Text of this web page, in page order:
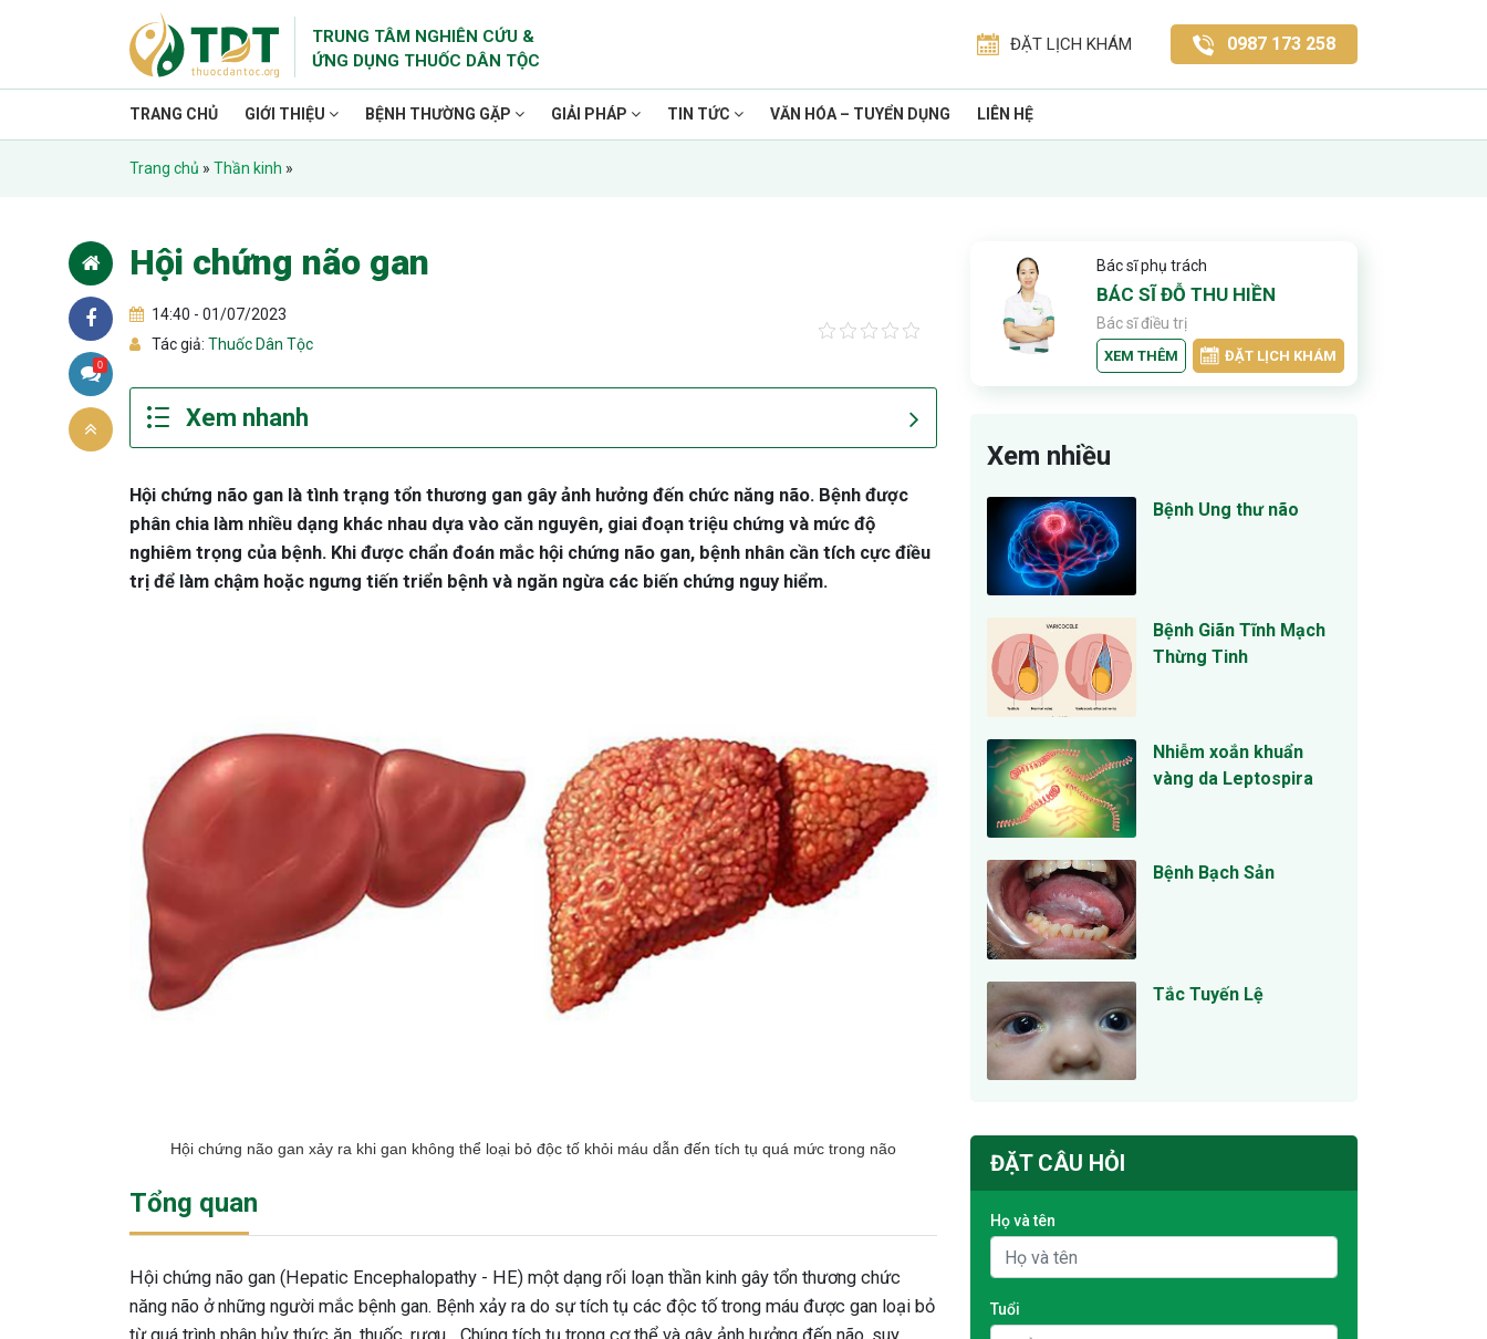
TRUNG TÂM NGHIÊN CỨU &
ỨNG DỤNG THUỐC DÂN TỘC
ĐẶT LỊCH KHÁM 0987 173 258
TRANG CHỦ GIỚI THIỆU BỆNH THƯỜNG GẶP GIẢI PHÁP TIN TỨC VĂN HÓA – TUYỂN DỤNG LIÊN HỆ
Trang chủ » Thần kinh »
Hội chứng não gan
14:40 - 01/07/2023
Tác giả: Thuốc Dân Tộc
0
Hội chứng não gan là tình trạng tổn thương gan gây ảnh hưởng đến chức năng não. Bệnh được
phân chia làm nhiều dạng khác nhau dựa vào căn nguyên, giai đoạn triệu chứng và mức độ
nghiêm trọng của bệnh. Khi được chẩn đoán mắc hội chứng não gan, bệnh nhân cần tích cực điều
trị để làm chậm hoặc ngưng tiến triển bệnh và ngăn ngừa các biến chứng nguy hiểm.
Hội chứng não gan xảy ra khi gan không thể loại bỏ độc tố khỏi máu dẫn đến tích tụ quá mức trong não
Tổng quan
Hội chứng não gan (Hepatic Encephalopathy - HE) một dạng rối loạn thần kinh gây tổn thương chức
năng não ở những người mắc bệnh gan. Bệnh xảy ra do sự tích tụ các độc tố trong máu được gan loại bỏ
Bác sĩ phụ trách
BÁC SĨ ĐỖ THU HIỀN
Bác sĩ điều trị
XEM THÊM ĐẶT LỊCH KHÁM
Xem nhiều
Bệnh Ung thư não
Bệnh Giãn Tĩnh Mạch
Thừng Tinh
Nhiễm xoắn khuẩn
vàng da Leptospira
Bệnh Bạch Sản
Tắc Tuyến Lệ
ĐẶT CÂU HỎI
Họ và tên
Tuổi